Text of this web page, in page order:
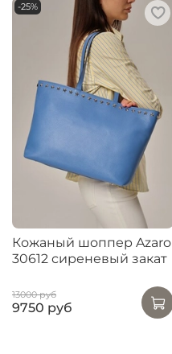
-25%
Кожаный шоппер Azaro
30612 сиреневый закат
13000 руб
9750 руб